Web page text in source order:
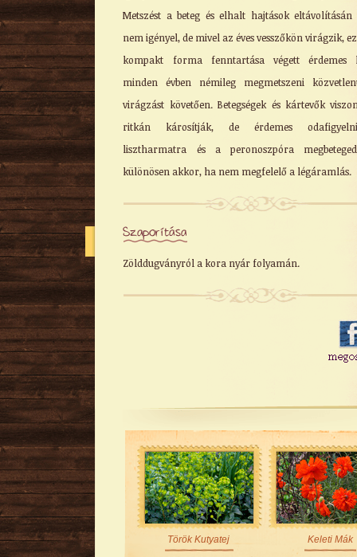
Metszést a beteg és elhalt hajtások
nem igényel, de mivel az éves vesszőkön virágzik,
kompakt forma fenntartása végett érdemes
minden évben némileg megmetszeni
virágzást követően. Betegségek és kártevők
ritkán károsítják, de érdemes
lisztharmatra és a peronoszpóra
különösen akkor, ha nem megfelelő a légáramlás.
Szaporítása
Zölddugványról a kora nyár folyamán.
Török Kutyatej Keleti Mák